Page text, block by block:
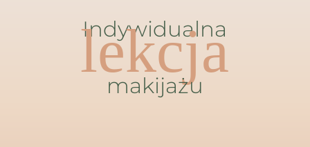
Indywidualna
lekcja
makijażu